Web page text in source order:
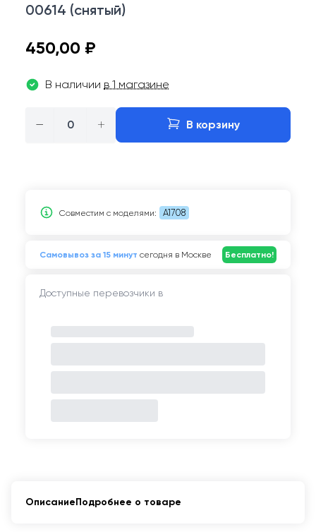
00614 (снятый)
450,00 ₽
В наличии в 1 магазине
− + В корзину
Совместим c моделями: A1708
Самовывоз за 15 минут сегодня в Москве Бесплатно!
Доступные перевозчики в
ОписаниеПодробнее о товаре